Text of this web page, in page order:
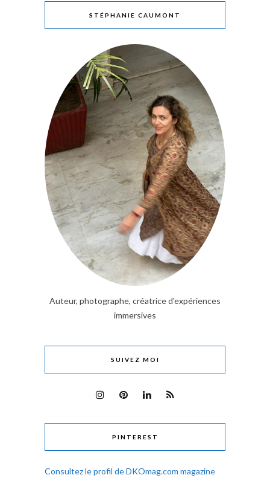
STÉPHANIE CAUMONT
Auteur, photographe, créatrice d'expériences
immersives
SUIVEZ MOI
PINTEREST
Consultez le profil de DKOmag.com magazine